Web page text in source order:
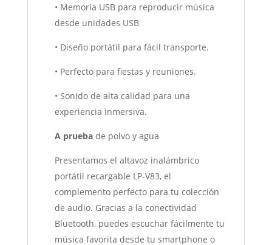
• Memoria USB para reproducir música
desde unidades USB
• Diseño portátil para fácil transporte.
• Perfecto para fiestas y reuniones.
• Sonido de alta calidad para una
experiencia inmersiva.
A pruebade polvo y agua
Presentamos el altavoz inalámbrico
portátil recargable LP-V83, el
complemento perfecto para tu colección
de audio. Gracias a la conectividad
Bluetooth, puedes escuchar fácilmente tu
música favorita desde tu smartphone o